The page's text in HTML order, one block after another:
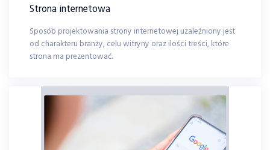
Strona internetowa
Sposób projektowania strony internetowej uzależniony jest
od charakteru branży, celu witryny oraz ilości treści, które
strona ma prezentować.